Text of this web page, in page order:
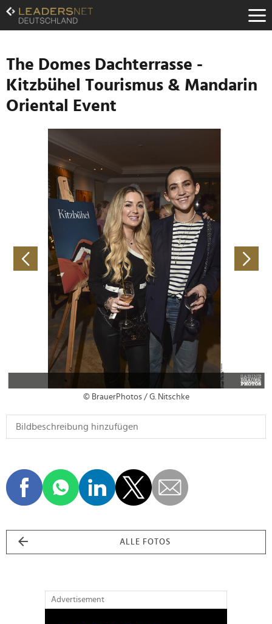
Zum
Inhalt
Zur
Navigation
Zur
Hauptnavigation
The Domes Dachterrasse -
Kitzbühel Tourismus & Mandarin
Oriental Event
© BrauerPhotos / G. Nitschke
ALLE FOTOS
Advertisement